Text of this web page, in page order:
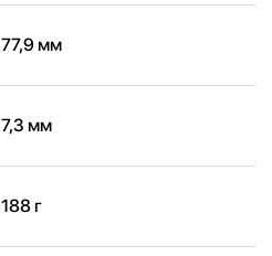
77,9 мм
7,3 мм
188 г